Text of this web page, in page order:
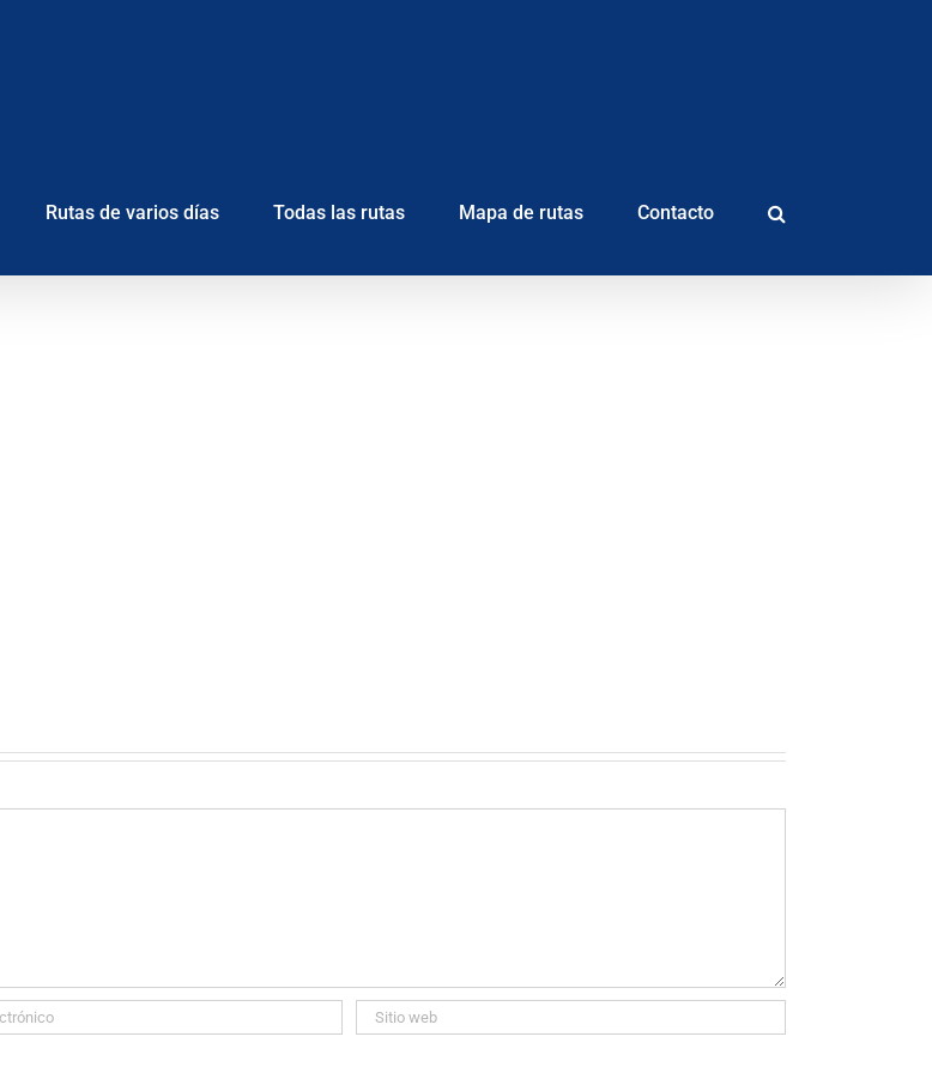
Rutas de varios días Todas las rutas Mapa de rutas Contacto